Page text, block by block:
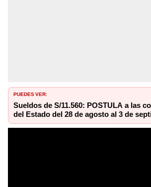
PUEDES VER:
Sueldos de S/11.560: POSTULA a las
del Estado del 28 de agosto al 3 de